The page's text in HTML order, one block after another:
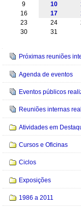
9
10
16
17
23
24
30
31
Navegação
Próximas reuniões
Agenda de eventos
Eventos públicos
Reuniões internas
Atividades em
Cursos e Oficinas
Ciclos
Exposições
1986 a 2011